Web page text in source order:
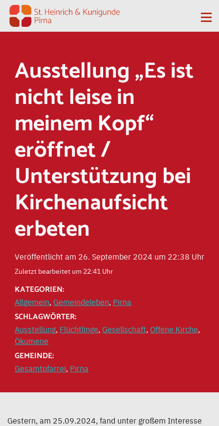
Zum Inhalt springen
Ausstellung „Es ist
nicht leise in
meinem Kopf“
eröffnet /
Unterstützung bei
Kirchenaufsicht
erbeten
Veröffentlicht am 26. September 2024 um 22:38 Uhr
Zuletzt bearbeitet um 22:41 Uhr
KATEGORIEN:
Allgemein, Gemeindeleben, Pirna
SCHLAGWÖRTER:
Ausstellung, Flüchtlinge, Gesellschaft, Offene Kirche,
Ökumene
GEMEINDE:
Gesamtpfarrei, Pirna
Gestern, am 25.09.2024, fand unter großem Interesse